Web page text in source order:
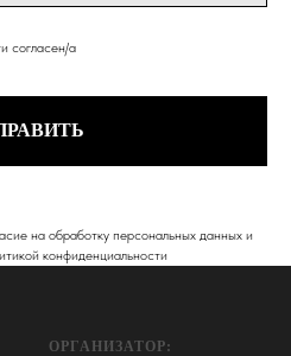
согласен/а
на обработку персональных данных и
конфиденциальности
ОРГАНИЗАТОР: